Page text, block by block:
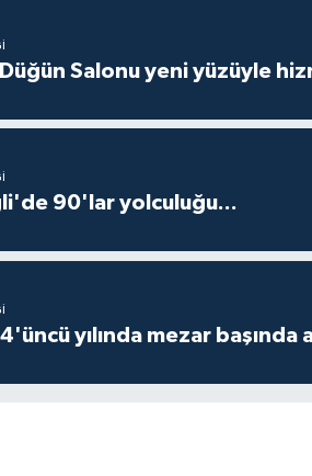
Salonu yeni yüzüyle
90'lar yolculuğu...
yılında mezar başında